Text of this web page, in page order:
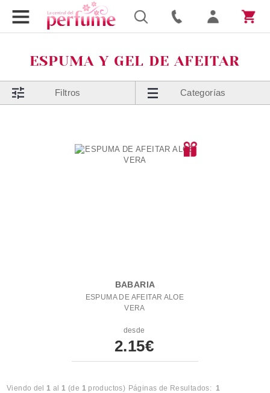
ESPUMA Y GEL DE AFEITAR
Filtros Categorías
BABARIA
ESPUMA DE AFEITAR ALOE
VERA
desde
2.15€
Viendo del1 al1 (de 1productos) Páginas de Resultados: 1